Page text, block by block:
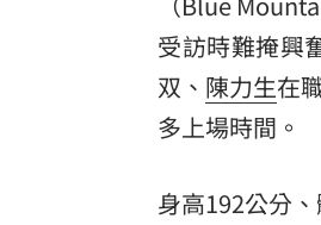
「拍片人的多重
8國球員齊聚高
理想混蛋號召粉
受訪時難掩興
双 、 陳力生在
多上場時間。
身高192公分